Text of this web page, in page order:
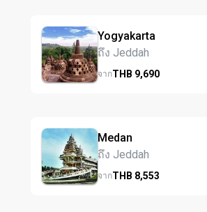
Yogyakarta
ถึง Jeddah
จากTHB 9,690
Medan
ถึง Jeddah
จากTHB 8,553